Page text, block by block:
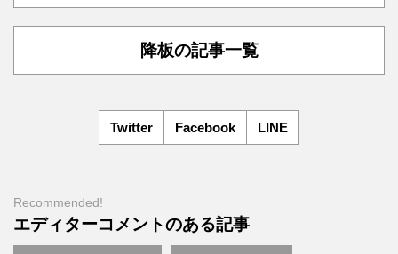
降板の記事一覧
Twitter Facebook LINE
Recommended!
エディターコメントのある記事